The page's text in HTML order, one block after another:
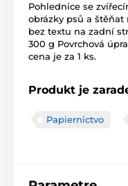
Pohlednice se
obrázky psů a
bez textu na zadní
300 g Povrchová
cena je za 1 ks.
Produkt je
Papiernictvo